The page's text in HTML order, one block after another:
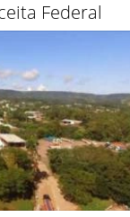
Federal